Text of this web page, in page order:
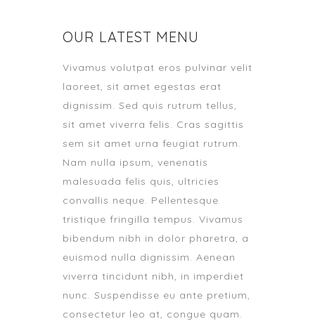
OUR LATEST MENU
Vivamus volutpat eros pulvinar velit
laoreet, sit amet egestas erat
dignissim. Sed quis rutrum tellus,
sit amet viverra felis. Cras sagittis
sem sit amet urna feugiat rutrum.
Nam nulla ipsum, venenatis
malesuada felis quis, ultricies
convallis neque. Pellentesque
tristique fringilla tempus. Vivamus
bibendum nibh in dolor pharetra, a
euismod nulla dignissim. Aenean
viverra tincidunt nibh, in imperdiet
nunc. Suspendisse eu ante pretium,
consectetur leo at, congue quam.